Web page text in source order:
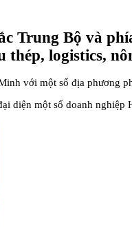
Trung Bộ và
thép, logistics,
với một số địa phương
diện một số doanh nghiệp